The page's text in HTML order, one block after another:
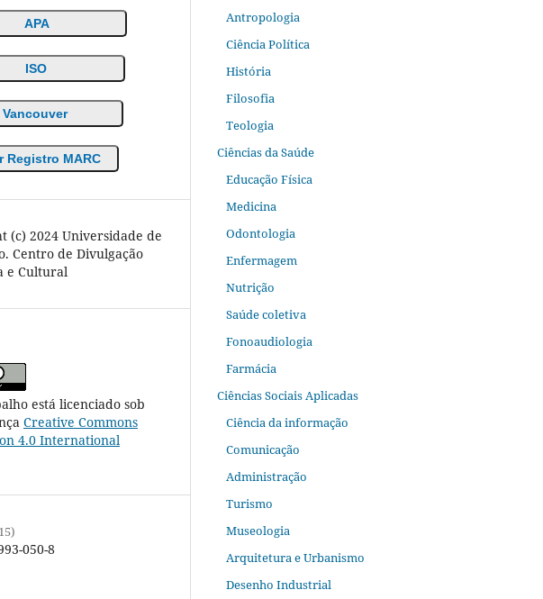
APA
ISO
Vancouver
Registro MARC
(c) 2024 Universidade de
Centro de Divulgação
e Cultural
está licenciado sob
Creative Commons
4.0 International
050-8
Antropologia
Ciência Política
História
Filosofia
Teologia
Ciências da Saúde
Educação Física
Medicina
Odontologia
Enfermagem
Nutrição
Saúde coletiva
Fonoaudiologia
Farmácia
Ciências Sociais Aplicadas
Ciência da informação
Comunicação
Administração
Turismo
Museologia
Arquitetura e Urbanismo
Desenho Industrial